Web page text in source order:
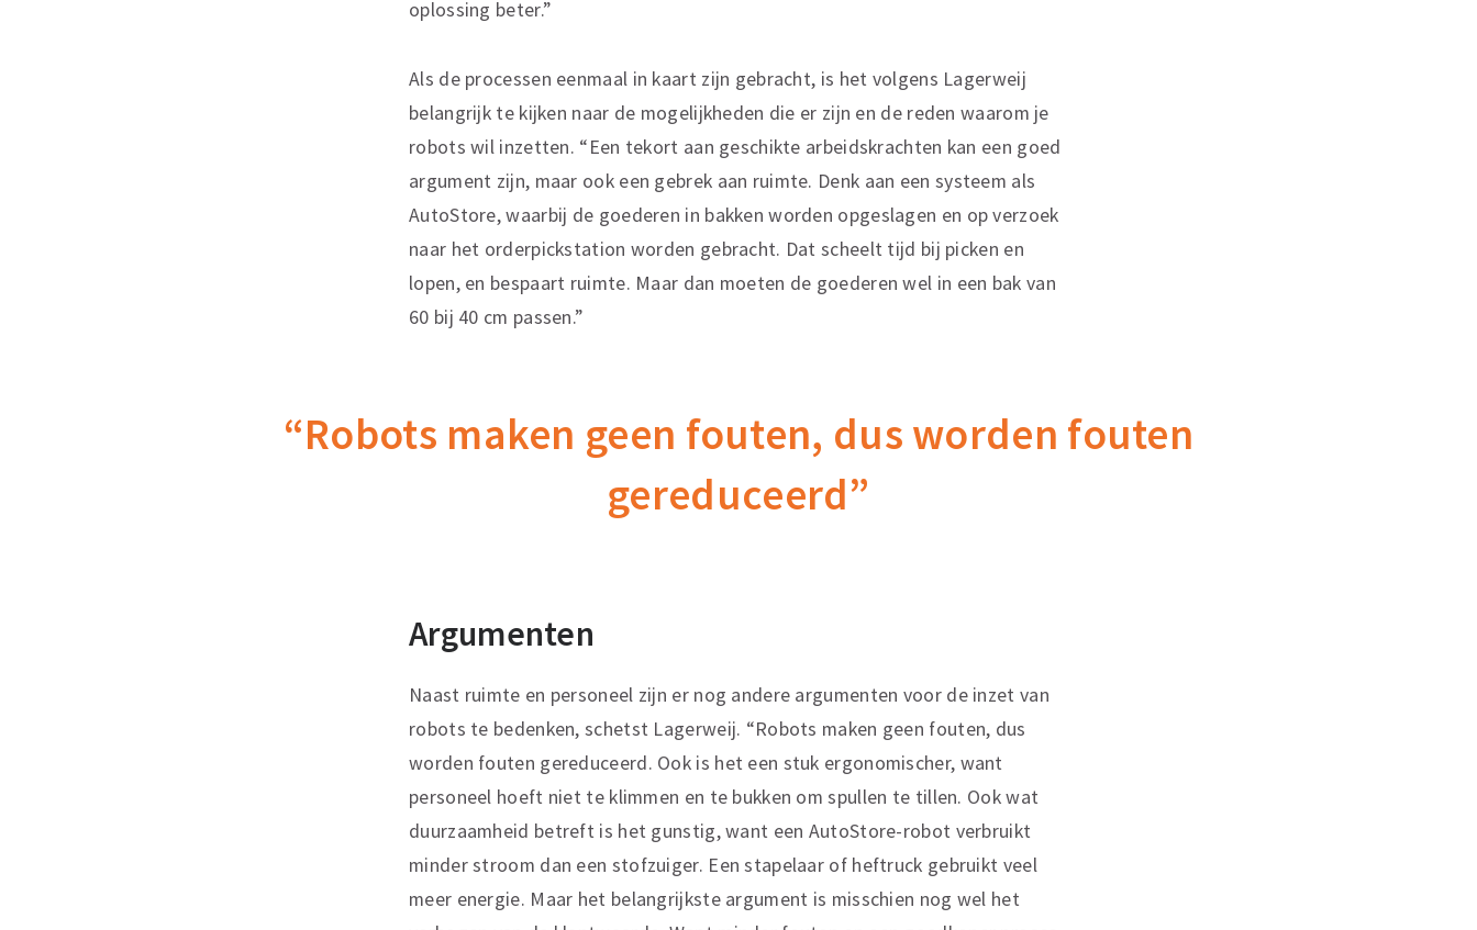
oplossing beter.”
Als de processen eenmaal in kaart zijn gebracht, is het volgens Lagerweij
belangrijk te kijken naar de mogelijkheden die er zijn en de reden waarom je
robots wil inzetten. “Een tekort aan geschikte arbeidskrachten kan een goed
argument zijn, maar ook een gebrek aan ruimte. Denk aan een systeem als
AutoStore, waarbij de goederen in bakken worden opgeslagen en op verzoek
naar het orderpickstation worden gebracht. Dat scheelt tijd bij picken en
lopen, en bespaart ruimte. Maar dan moeten de goederen wel in een bak van
60 bij 40 cm passen.”
“Robots maken geen fouten, dus worden fouten
gereduceerd”
Argumenten
Naast ruimte en personeel zijn er nog andere argumenten voor de inzet van
robots te bedenken, schetst Lagerweij. “Robots maken geen fouten, dus
worden fouten gereduceerd. Ook is het een stuk ergonomischer, want
personeel hoeft niet te klimmen en te bukken om spullen te tillen. Ook wat
duurzaamheid betreft is het gunstig, want een AutoStore-robot verbruikt
minder stroom dan een stofzuiger. Een stapelaar of heftruck gebruikt veel
meer energie. Maar het belangrijkste argument is misschien nog wel het